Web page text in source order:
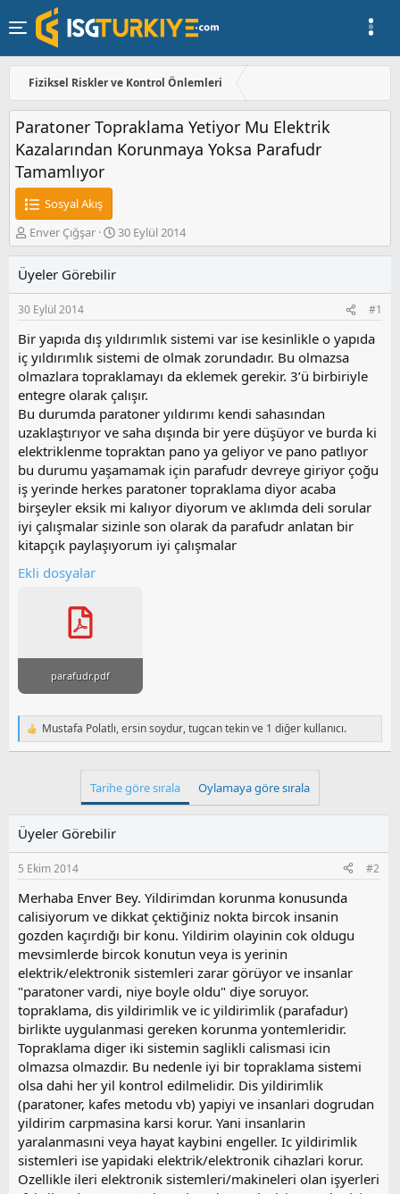
Fiziksel Riskler ve Kontrol Önlemleri
Paratoner Topraklama Yetiyor Mu Elektrik
Kazalarından Korunmaya Yoksa Parafudr
Tamamlıyor
Sosyal Akış
K
o
u
y
u
a
ş
l
a
t
a
n
Enver Çığşar
B
a
a
ı
ç
t
a
r
h
i
30 Eylül 2014
Üyeler Görebilir
30 Eylül 2014 #1
Bir yapıda dış yıldırımlık sistemi var ise kesinlikle o yapıda
iç yıldırımlık sistemi de olmak zorundadır. Bu olmazsa
olmazlara topraklamayı da eklemek gerekir. 3’ü birbiriyle
entegre olarak çalışır.
Bu durumda paratoner yıldırımı kendi sahasından
uzaklaştırıyor ve saha dışında bir yere düşüyor ve burda ki
elektriklenme topraktan pano ya geliyor ve pano patlıyor
bu durumu yaşamamak için parafudr devreye giriyor çoğu
iş yerinde herkes paratoner topraklama diyor acaba
birşeyler eksik mi kalıyor diyorum ve aklımda deli sorular
iyi çalışmalar sizinle son olarak da parafudr anlatan bir
kitapçık paylaşıyorum iyi çalışmalar
Ekli dosyalar
parafudr.pdf
T
e
e
r
Mustafa Polatlı,ersin soydur,tugcan tekinve 1 diğer kullanıcı.
Tarihe göre sırala Oylamaya göre sırala
Üyeler Görebilir
5 Ekim 2014 #2
Merhaba Enver Bey. Yildirimdan korunma konusunda
calisiyorum ve dikkat çektiğiniz nokta bircok insanin
gozden kaçırdığı bir konu. Yildirim olayinin cok oldugu
mevsimlerde bircok konutun veya is yerinin
elektrik/elektronik sistemleri zarar görüyor ve insanlar
"paratoner vardi, niye boyle oldu" diye soruyor.
topraklama, dis yildirimlik ve ic yildirimlik (parafadur)
birlikte uygulanmasi gereken korunma yontemleridir.
Topraklama diger iki sistemin saglikli calismasi icin
olmazsa olmazdir. Bu nedenle iyi bir topraklama sistemi
olsa dahi her yil kontrol edilmelidir. Dis yildirimlik
(paratoner, kafes metodu vb) yapiyi ve insanlari dogrudan
yildirim carpmasina karsi korur. Yani insanlarin
yaralanmasıni veya hayat kaybini engeller. Ic yildirimlik
sistemleri ise yapidaki elektrik/elektronik cihazlari korur.
Ozellikle ileri elektronik sistemleri/makineleri olan işyerleri